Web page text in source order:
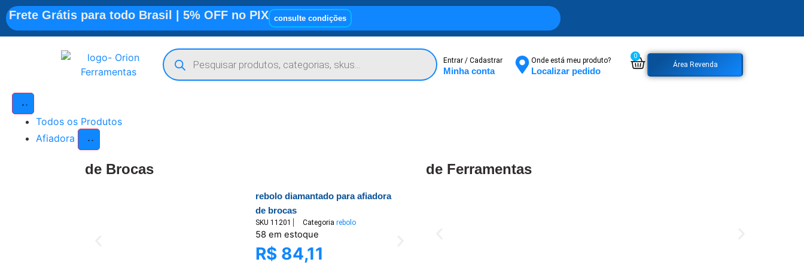
Frete Grátis para todo Brasil | 5% OFF no PIX consulte condições
Entrar / Cadastrar
Minha conta
Onde está meu produto?
Localizar pedido
0
Área Revenda
Todos os Produtos
Afiadora
de Brocas
rebolo diamantado para afiadora
de brocas
SKU 11201 Categoria rebolo
58 em estoque
R$ 84,11
de Ferramentas